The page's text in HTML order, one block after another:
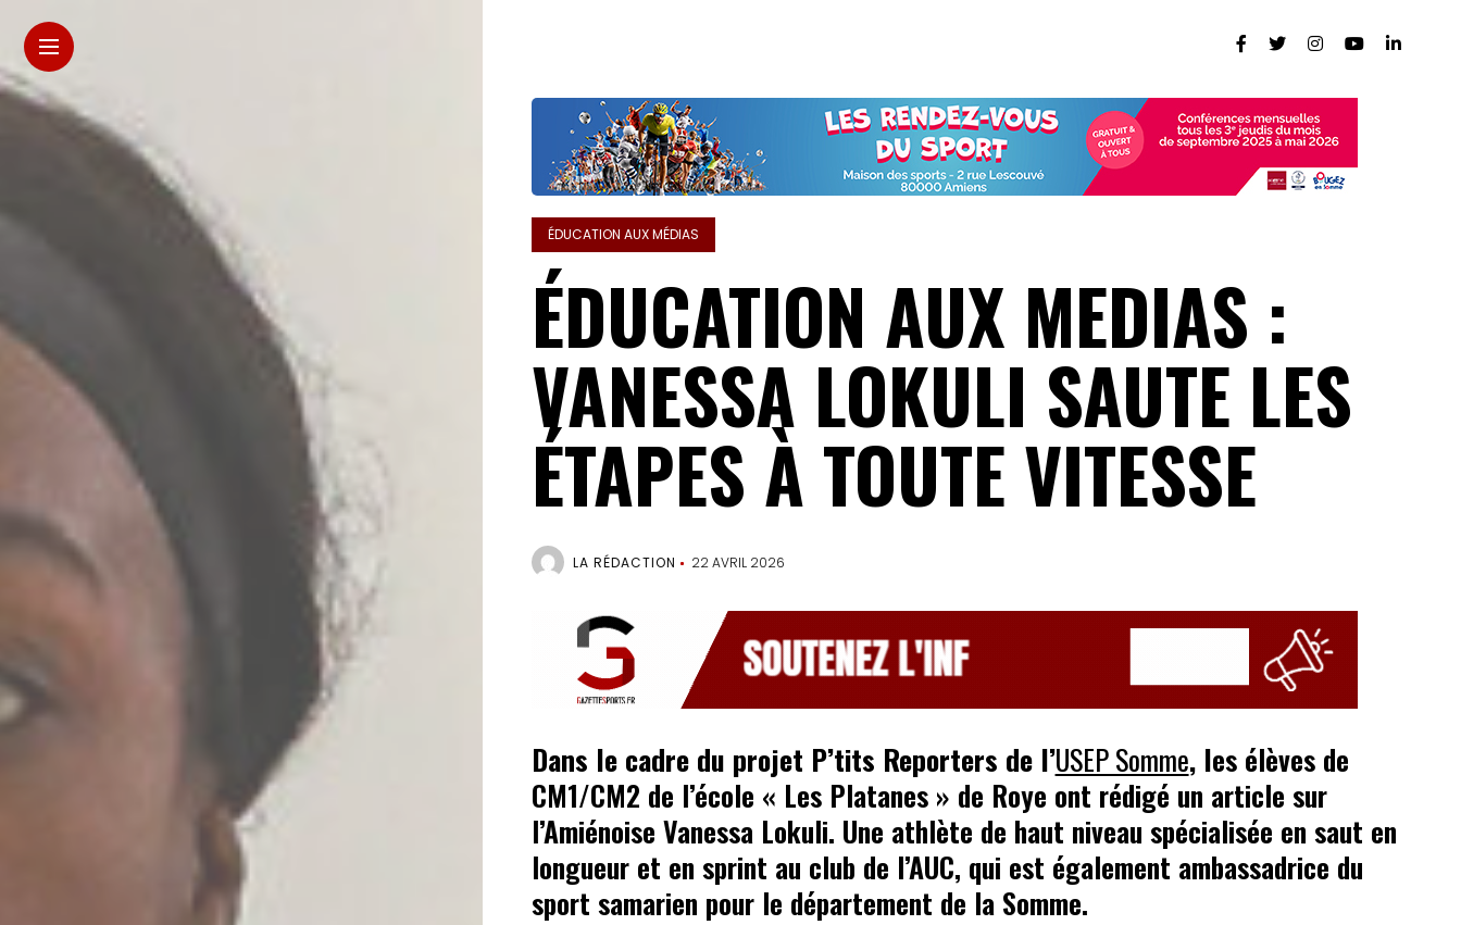
ÉDUCATION AUX MÉDIAS
ÉDUCATION AUX MEDIAS :
VANESSA LOKULI SAUTE LES
ÉTAPES À TOUTE VITESSE
LA RÉDACTION 22 AVRIL 2026
Dans le cadre du projet P’tits Reporters de l’USEP Somme, les élèves de
CM1/CM2 de l’école « Les Platanes » de Roye ont rédigé un article sur
l’Amiénoise Vanessa Lokuli. Une athlète de haut niveau spécialisée en saut en
longueur et en sprint au club de l’AUC, qui est également ambassadrice du
sport samarien pour le département de la Somme.